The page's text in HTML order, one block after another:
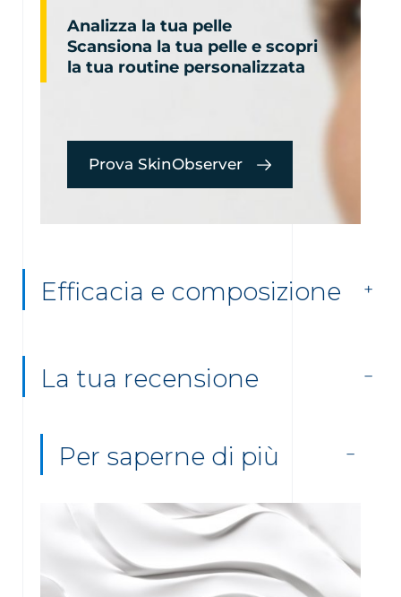
Analizza la tua pelle
Scansiona la tua pelle e scopri
la tua routine personalizzata
Prova SkinObserver
Efficacia e composizione
La tua recensione
Per saperne di più